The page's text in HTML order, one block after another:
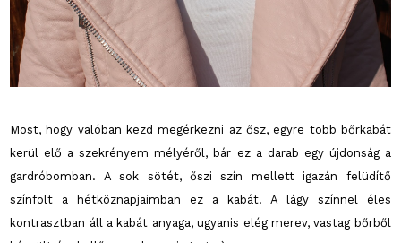
Most, hogy valóban kezd megérkezni az ősz, egyre több bőrkabát
kerül elő a szekrényem mélyéről, bár ez a darab egy újdonság a
gardróbomban. A sok sötét, őszi szín mellett igazán felüdítő
színfolt a hétköznapjaimban ez a kabát. A lágy színnel éles
kontrasztban áll a kabát anyaga, ugyanis elég merev, vastag bőrből